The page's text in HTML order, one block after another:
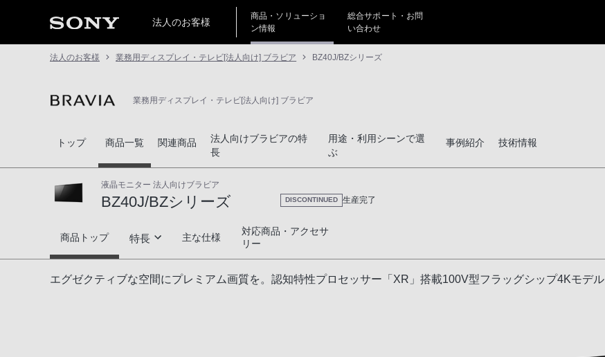
法人のお客様
商品・ソリューショ
ン情報
総合サポート・お問
い合わせ
法人のお客様 業務用ディスプレイ・テレビ[法人向け] ブラビア BZ40J/BZシリーズ
業務用ディスプレイ・テレビ[法人向け] ブラビア
トップ 商品一覧 関連商品
法人向けブラビアの特
長
用途・利用シーンで選
ぶ
事例紹介 技術情報
液晶モニター 法人向けブラビア
BZ40J/BZシリーズ DISCONTINUED 生産完了
BZ40J/BZシリーズ
商品トップ 特長
高画質
主な仕様
対応商品・アクセサ
リー
エグゼクティブな空間にプレミアム画質を。認知特性プロセッサー「XR」搭載100V型フラッグシップ4Kモデル